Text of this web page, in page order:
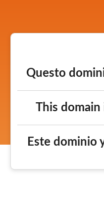
Questo
This domain
Este dominio